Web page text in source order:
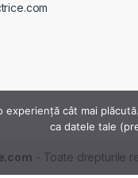
- Toate drepturile
experiență cât mai
ca datele tale